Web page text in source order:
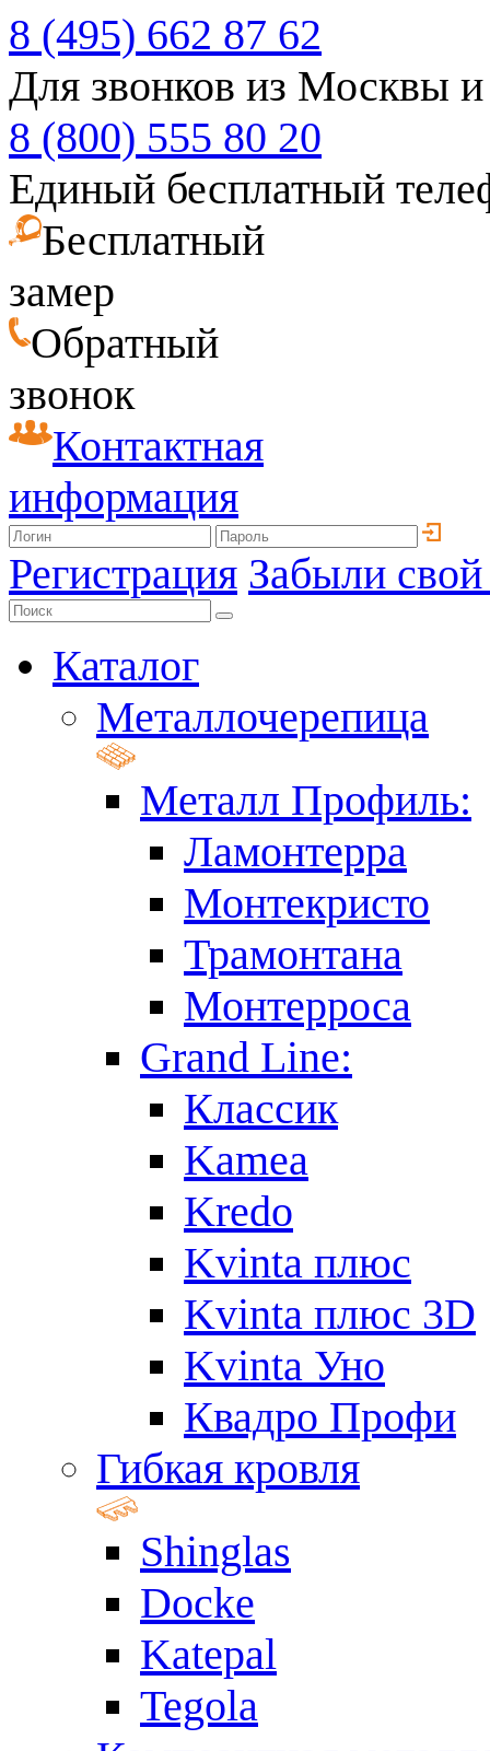
8 (495) 662 87 62
Для звонков из Москвы
8 (800) 555 80 20
Единый бесплатный
Бесплатный
замер
Обратный
звонок
Контактная
информация
Регистрация Забыли
Каталог
Металлочерепица
Металл Профиль:
Ламонтерра
Монтекристо
Трамонтана
Монтерроса
Grand Line:
Классик
Kamea
Kredo
Kvinta плюс
Kvinta плюс 3D
Kvinta Уно
Квадро Профи
Гибкая кровля
Shinglas
Docke
Katepal
Tegola